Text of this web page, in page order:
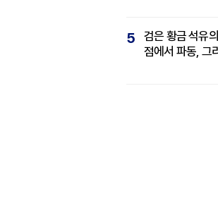
5
검은 황금 석유
점에서 파동, 그